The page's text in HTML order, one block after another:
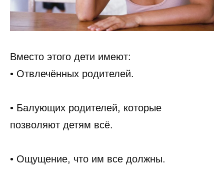
Вместо этого дети имеют:
• Отвлечённых родителей.
• Балующих родителей, которые
позволяют детям всё.
• Ощущение, что им все должны.